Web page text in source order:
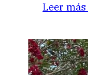
Leer más